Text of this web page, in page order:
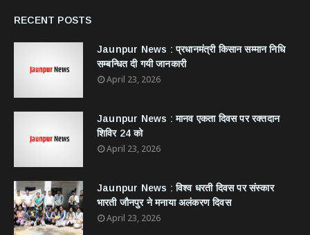
RECENT POSTS
Jaunpur News : ​प्रधानमंत्री किसान सम्मान निधि
सम्बन्धित दी गयी जानकारी
April 23, 2026
Jaunpur News : ​मानव एकता दिवस पर रक्तदान
शिविर 24 को
April 23, 2026
Jaunpur News : विश्व धरती दिवस पर संस्कार
भारती जौनपुर ने मनाया अलंकरण दिवस
April 23, 2026